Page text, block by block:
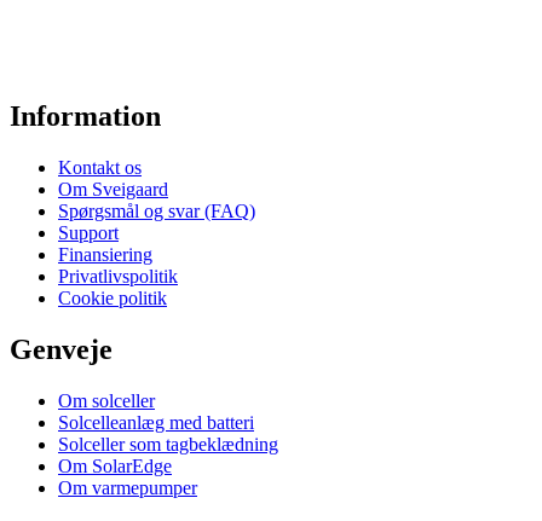
Information
Kontakt os
Om Sveigaard
Spørgsmål og svar (FAQ)
Support
Finansiering
Privatlivspolitik
Cookie politik
Genveje
Om solceller
Solcelleanlæg med batteri
Solceller som tagbeklædning
Om SolarEdge
Om varmepumper